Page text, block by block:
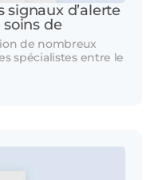
signaux d’alerte
soins de
de nombreux
spécialistes entre le